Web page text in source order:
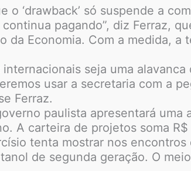
o ‘drawback’ só suspende a
pagando”, diz Ferraz,
da Economia. Com a medida,
seja uma
usar a secretaria com a
Ferraz.
paulista apresentará
A carteira de projetos soma
tenta mostrar nos encontros
de segunda geração. O